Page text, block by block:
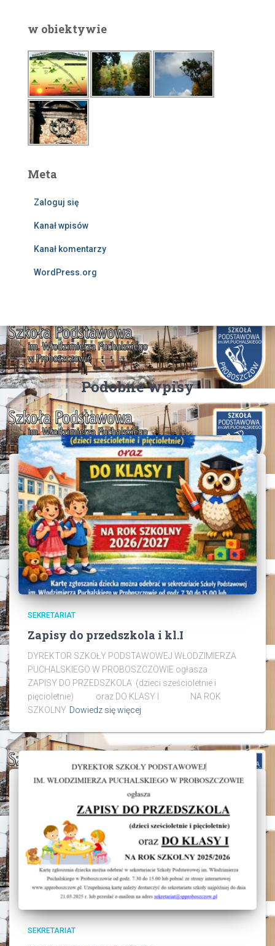
w obiektywie
Meta
Zaloguj się
Kanał wpisów
Kanał komentarzy
WordPress.org
Podobne wpisy
SEKRETARIAT
Zapisy do przedszkola i kl.I
DYREKTOR SZKOŁY PODSTAWOWEJ WŁODZIMIERZA
PUCHALSKIEGO W PROBOSZCZOWIE ogłasza
ZAPISY DO PRZEDSZKOLA (dzieci sześcioletnie i
pięcioletnie) oraz DO KLASY I NA ROK
SZKOLNY Dowiedz się więcej
SEKRETARIAT